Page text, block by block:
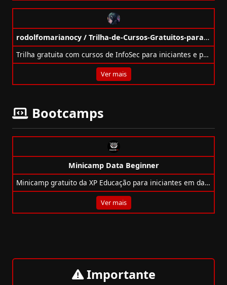
rodolfomarianocy / Trilha-de-Cursos-Gratuitos-para-InfoSec
Trilha gratuita com cursos de InfoSec para iniciantes e profissionais, incluindo Red Team, Blue Team, GRC e mais.
Ver mais
Bootcamps
Minicamp Data Beginner
Minicamp gratuito da XP Educação para iniciantes em dados: SQL, Python, LGPD e mais, com certificado em 20h de conteúdo prático.
Ver mais
Importante